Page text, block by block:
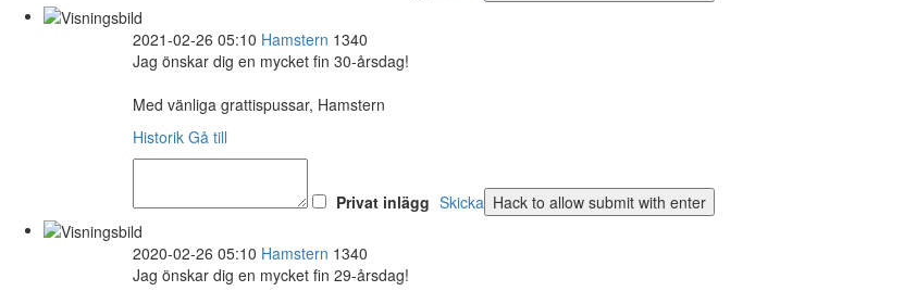
2021-02-26 05:10 Hamstern 1340
Jag önskar dig en mycket fin 30-årsdag!
Med vänliga grattispussar, Hamstern
Historik Gå till
Privat inlägg Skicka
2020-02-26 05:10 Hamstern 1340
Jag önskar dig en mycket fin 29-årsdag!